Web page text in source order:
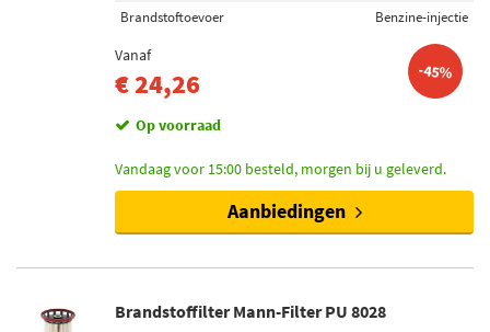
Brandstoftoevoer Benzine-injectie
Vanaf
€ 24,26 -45%
Op voorraad
Vandaag voor 15:00 besteld, morgen bij u geleverd.
Aanbiedingen
Brandstoffilter Mann-Filter PU 8028